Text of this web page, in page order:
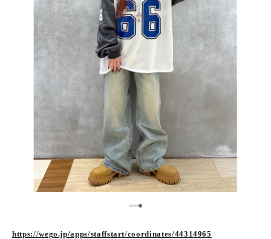
1234
https://wego.jp/apps/staffstart/coordinates/44314965